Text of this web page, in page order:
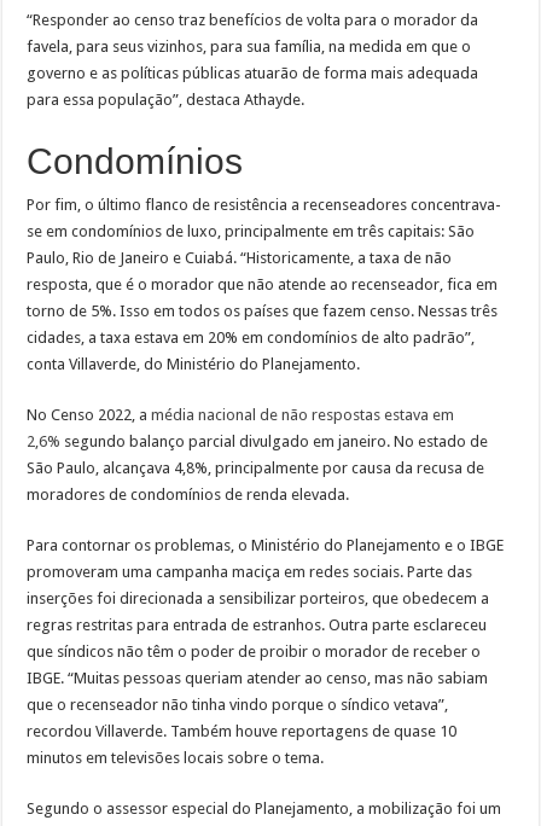
“Responder ao censo traz benefícios de volta para o morador da
favela, para seus vizinhos, para sua família, na medida em que o
governo e as políticas públicas atuarão de forma mais adequada
para essa população”, destaca Athayde.
Condomínios
Por fim, o último flanco de resistência a recenseadores concentrava-
se em condomínios de luxo, principalmente em três capitais: São
Paulo, Rio de Janeiro e Cuiabá. “Historicamente, a taxa de não
resposta, que é o morador que não atende ao recenseador, fica em
torno de 5%. Isso em todos os países que fazem censo. Nessas três
cidades, a taxa estava em 20% em condomínios de alto padrão”,
conta Villaverde, do Ministério do Planejamento.
No Censo 2022, a média nacional de não respostas estava em
2,6% segundo balanço parcial divulgado em janeiro. No estado de
São Paulo, alcançava 4,8%, principalmente por causa da recusa de
moradores de condomínios de renda elevada.
Para contornar os problemas, o Ministério do Planejamento e o IBGE
promoveram uma campanha maciça em redes sociais. Parte das
inserções foi direcionada a sensibilizar porteiros, que obedecem a
regras restritas para entrada de estranhos. Outra parte esclareceu
que síndicos não têm o poder de proibir o morador de receber o
IBGE. “Muitas pessoas queriam atender ao censo, mas não sabiam
que o recenseador não tinha vindo porque o síndico vetava”,
recordou Villaverde. Também houve reportagens de quase 10
minutos em televisões locais sobre o tema.
Segundo o assessor especial do Planejamento, a mobilização foi um